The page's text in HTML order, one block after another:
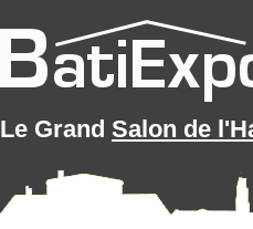
Le Grand Salon de